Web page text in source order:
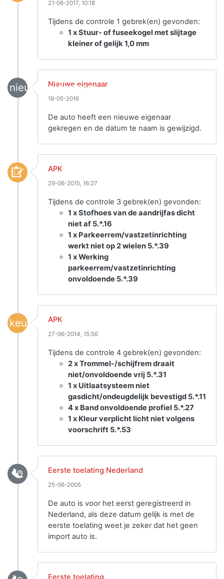
21-06-2017, 10:18
Tijdens de controle 1 gebrek(en) gevonden:
1 x Stuur- of fuseekogel met slijtage
kleiner of gelijk 1,0 mm
nieuwe_eigenaar
Nieuwe eigenaar
19-05-2016
De auto heeft een nieuwe eigenaar
gekregen en de datum te naam is gewijzigd.
APK
29-06-2015, 16:27
Tijdens de controle 3 gebrek(en) gevonden:
1 x Stofhoes van de aandrijfas dicht
niet af 5.*.16
1 x Parkeerrem/vastzetinrichting
werkt niet op 2 wielen 5.*.39
1 x Werking
parkeerrem/vastzetinrichting
onvoldoende 5.*.39
keuring APK
27-06-2014, 15:56
Tijdens de controle 4 gebrek(en) gevonden:
2 x Trommel-/schijfrem draait
niet/onvoldoende vrij 5.*.31
1 x Uitlaatsysteem niet
gasdicht/ondeugdelijk bevestigd 5.*.11
4 x Band onvoldoende profiel 5.*.27
1 x Kleur verplicht licht niet volgens
voorschrift 5.*.53
Eerste toelating Nederland
25-06-2005
De auto is voor het eerst geregistreerd in
Nederland, als deze datum gelijk is met de
eerste toelating weet je zeker dat het geen
import auto is.
Eerste toelating